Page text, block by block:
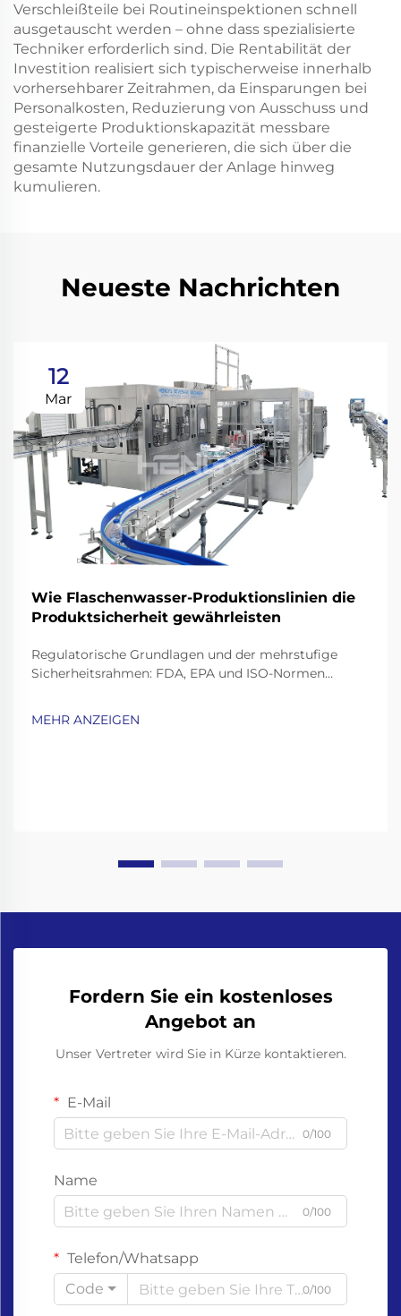
Verschleißteile bei Routineinspektionen schnell
ausgetauscht werden – ohne dass spezialisierte
Techniker erforderlich sind. Die Rentabilität der
Investition realisiert sich typischerweise innerhalb
vorhersehbarer Zeitrahmen, da Einsparungen bei
Personalkosten, Reduzierung von Ausschuss und
gesteigerte Produktionskapazität messbare
finanzielle Vorteile generieren, die sich über die
gesamte Nutzungsdauer der Anlage hinweg
kumulieren.
Neueste Nachrichten
12
Mar
Wie Flaschenwasser-Produktionslinien die
Produktsicherheit gewährleisten
Regulatorische Grundlagen und der mehrstufige
Sicherheitsrahmen: FDA, EPA und ISO-Normen
ziemlich strengen Regelwerks. Die FDA hat
MEHR ANZEIGEN
Fordern Sie ein kostenloses
Angebot an
Unser Vertreter wird Sie in Kürze kontaktieren.
E-Mail
0/100
Name
0/100
Telefon/Whatsapp
Code
0/100